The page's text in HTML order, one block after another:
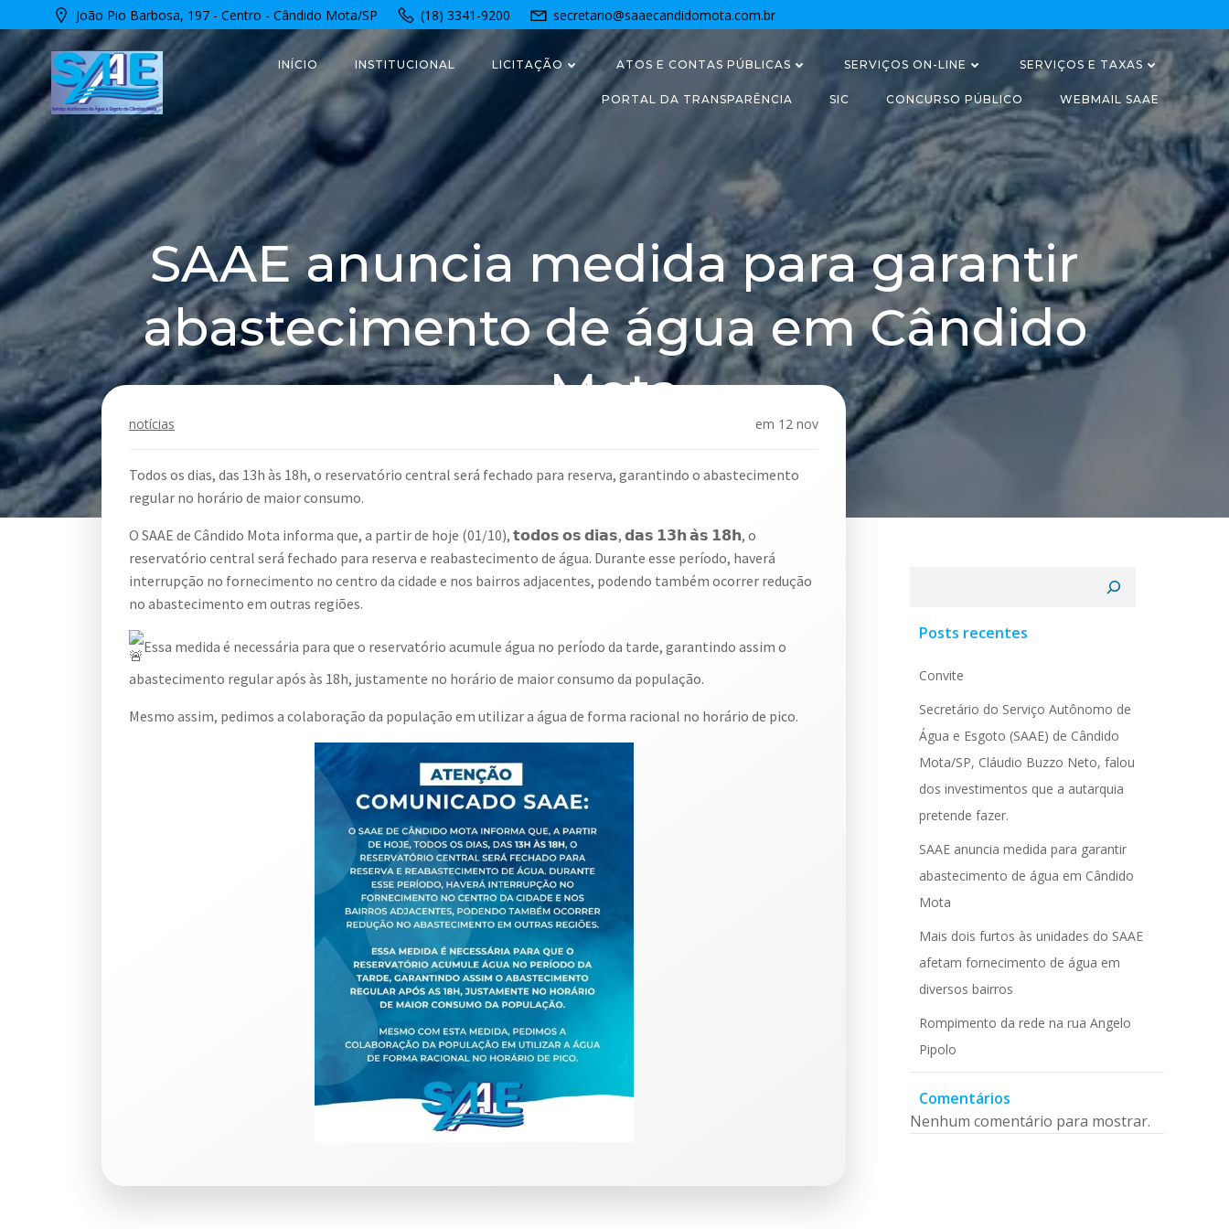
para
conteúdo
João Pio Barbosa, 197 - Centro - Cândido Mota/SP (18) 3341-9200 secretario@saaecandidomota.com.br
INÍCIO INSTITUCIONAL LICITAÇÃO ATOS E CONTAS PÚBLICAS SERVIÇOS ON-LINE SERVIÇOS E TAXAS
PORTAL DA TRANSPARÊNCIA SIC CONCURSO PÚBLICO WEBMAIL SAAE
SAAE anuncia medida para garantir
abastecimento de água em Cândido
Mota
notícias em 12 nov
Todos os dias, das 13h às 18h, o reservatório central será fechado para reserva, garantindo o abastecimento
regular no horário de maior consumo.
O SAAE de Cândido Mota informa que, a partir de hoje (01/10), 𝘁𝗼𝗱𝗼𝘀 𝗼𝘀 𝗱𝗶𝗮𝘀, 𝗱𝗮𝘀 𝟭𝟯𝗵 𝗮̀𝘀 𝟭𝟴𝗵, o
reservatório central será fechado para reserva e reabastecimento de água. Durante esse período, haverá
interrupção no fornecimento no centro da cidade e nos bairros adjacentes, podendo também ocorrer redução
no abastecimento em outras regiões.
Essa medida é necessária para que o reservatório acumule água no período da tarde, garantindo assim o
abastecimento regular após às 18h, justamente no horário de maior consumo da população.
Mesmo assim, pedimos a colaboração da população em utilizar a água de forma racional no horário de pico.
Posts recentes
Convite
Secretário do Serviço Autônomo de
Água e Esgoto (SAAE) de Cândido
Mota/SP, Cláudio Buzzo Neto, falou
dos investimentos que a autarquia
pretende fazer.
SAAE anuncia medida para garantir
abastecimento de água em Cândido
Mota
Mais dois furtos às unidades do SAAE
afetam fornecimento de água em
diversos bairros
Rompimento da rede na rua Angelo
Pipolo
Comentários
Nenhum comentário para mostrar.